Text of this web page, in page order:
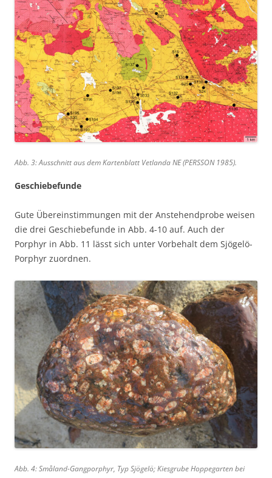
Abb. 3: Ausschnitt aus dem Kartenblatt Vetlanda NE (PERSSON 1985).
Geschiebefunde
Gute Übereinstimmungen mit der Anstehendprobe weisen
die drei Geschiebefunde in Abb. 4-10 auf. Auch der
Porphyr in Abb. 11 lässt sich unter Vorbehalt dem Sjögelö-
Porphyr zuordnen.
Abb. 4: Småland-Gangporphyr, Typ Sjögelö; Kiesgrube Hoppegarten bei